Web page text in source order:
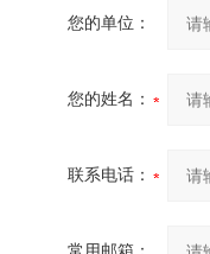
您的单位：
您的姓名：
联系电话：